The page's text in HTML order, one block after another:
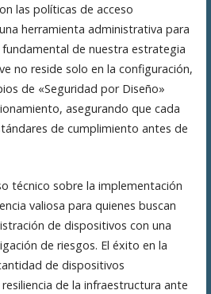
las políticas de acceso
herramienta administrativa para
de nuestra estrategia
no reside solo en la configuración,
de «Seguridad por Diseño»
asegurando que cada
de cumplimiento antes de
técnico sobre la implementación
valiosa para quienes buscan
de dispositivos con una
de riesgos. El éxito en la
de dispositivos
de la infraestructura ante